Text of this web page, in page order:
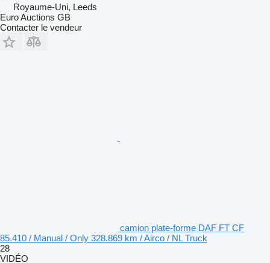
Royaume-Uni, Leeds
Euro Auctions GB
Contacter le vendeur
camion plate-forme DAF FT CF
85.410 / Manual / Only 328.869 km / Airco / NL Truck
28
VIDÉO